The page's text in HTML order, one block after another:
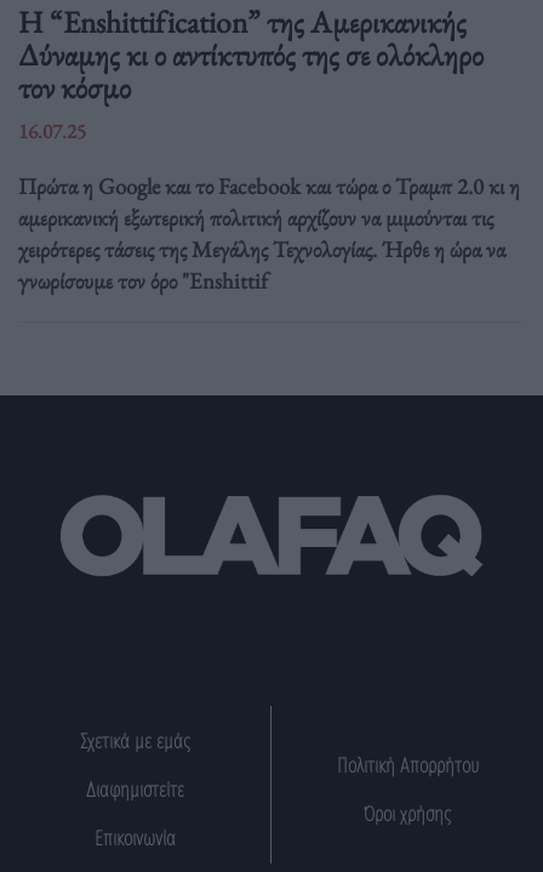
Η “Enshittification” της Αμερικανικής
Δύναμης κι ο αντίκτυπός της σε ολόκληρο
τον κόσμο
16.07.25
Πρώτα η Google και το Facebook και τώρα ο Τραμπ 2.0 κι η
αμερικανική εξωτερική πολιτική αρχίζουν να μιμούνται τις
χειρότερες τάσεις της Μεγάλης Τεχνολογίας. Ήρθε η ώρα να
γνωρίσουμε τον όρο "Enshittif
Σχετικά με εμάς
Διαφημιστείτε
Επικοινωνία
Πολιτική Απορρήτου
Όροι χρήσης